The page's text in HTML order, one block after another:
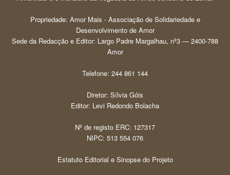
Propriedade: Amor Mais - Associação de Solidariedade e
Desenvolvimento de Amor
Sede da Redacção e Editor: Largo Padre Margalhau, nº3 — 2400-788
Amor
Telefone: 244 861 144
Diretor: Sílvia Góis
Editor: Levi Redondo Bolacha
Nº de registo ERC: 127317
NIPC: 513 554 076
Estatuto Editorial e Sinopse do Projeto